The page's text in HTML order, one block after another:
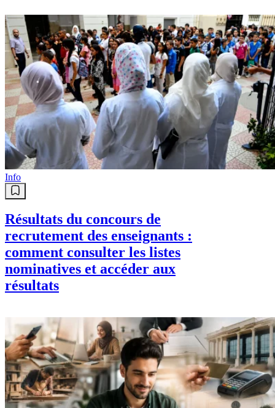
Info
Résultats du concours de
recrutement des enseignants :
comment consulter les listes
nominatives et accéder aux
résultats